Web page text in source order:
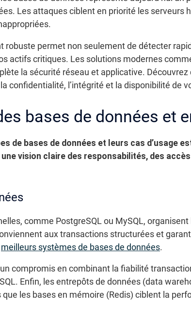
Les attaques ciblent en priorité les serveurs
robuste permet non seulement de détecter
actifs critiques. Les solutions modernes
la sécurité réseau et applicative.
confidentialité, l’intégrité et la disponibilité de
bases de données et
de bases de données et leurs cas d’usage
vision claire des responsabilités, des
comme PostgreSQL ou MySQL,
aux transactions structurées et
meilleurs systèmes de bases de données.
compromis en combinant la fiabilité
Enfin, les entrepôts de données (data
que les bases en mémoire (Redis) ciblent la